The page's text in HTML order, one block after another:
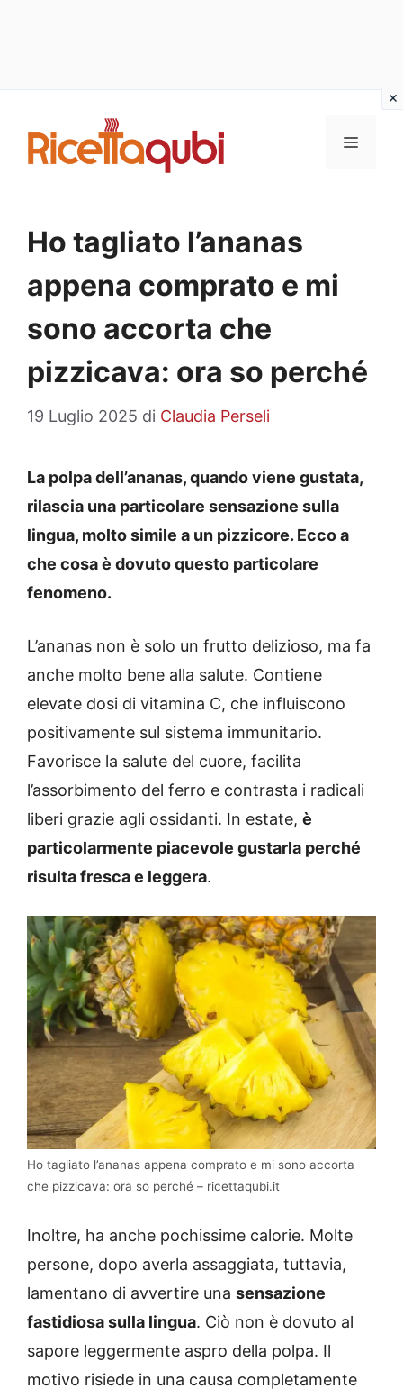
contenuto
MENU
Ho tagliato l’ananas
appena comprato e mi
sono accorta che
pizzicava: ora so perché
19 Luglio 2025 di Claudia Perseli
La polpa dell’ananas, quando viene gustata,
rilascia una particolare sensazione sulla
lingua, molto simile a un pizzicore. Ecco a
che cosa è dovuto questo particolare
fenomeno.
L’ananas non è solo un frutto delizioso, ma fa
anche molto bene alla salute. Contiene
elevate dosi di vitamina C, che influiscono
positivamente sul sistema immunitario.
Favorisce la salute del cuore, facilita
l’assorbimento del ferro e contrasta i radicali
liberi grazie agli ossidanti. In estate, è
particolarmente piacevole gustarla perché
risulta fresca e leggera.
Ho tagliato l’ananas appena comprato e mi sono accorta
che pizzicava: ora so perché – ricettaqubi.it
Inoltre, ha anche pochissime calorie. Molte
persone, dopo averla assaggiata, tuttavia,
lamentano di avvertire una sensazione
fastidiosa sulla lingua. Ciò non è dovuto al
sapore leggermente aspro della polpa. Il
motivo risiede in una causa completamente